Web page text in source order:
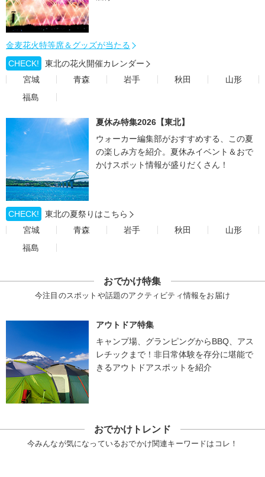
金麦花火特等席＆グッズが当たる
CHECK!
東北の花火開催カレンダー
宮城
青森 岩手 秋田
山形
福島
夏休み特集2026【東北】
ウォーカー編集部がおすすめする、この夏
の楽しみ方を紹介。夏休みイベント＆おで
かけスポット情報が盛りだくさん！
CHECK!
東北の夏祭りはこちら
宮城
青森 岩手 秋田
山形
福島
おでかけ特集
今注目のスポットや話題のアクティビティ情報をお届け
アウトドア特集
キャンプ場、グランピングからBBQ、アス
レチックまで！非日常体験を存分に堪能で
きるアウトドアスポットを紹介
おでかけトレンド
今みんなが気になっているおでかけ関連キーワードはコレ！